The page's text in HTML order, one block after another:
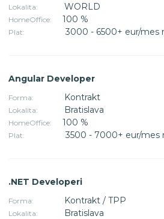
Lokalita: WORLD
HomeOffice: 100 %
Plat: 3000 - 6500+ eur/mes
Angular Developer
Forma: Kontrakt
Lokalita: Bratislava
HomeOffice: 100 %
Plat: 3500 - 7000+ eur/mes
.NET Developeri
Forma: Kontrakt / TPP
Lokalita: Bratislava